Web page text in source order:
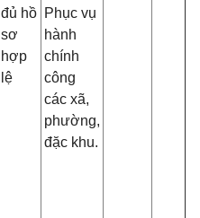
đủ hồ
sơ
hợp
lệ
Phục vụ
hành
chính
công
các xã,
phường,
đặc khu.